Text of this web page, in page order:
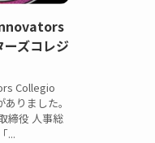
ズコレジ
Collegio
りました。
締役 人事総
...